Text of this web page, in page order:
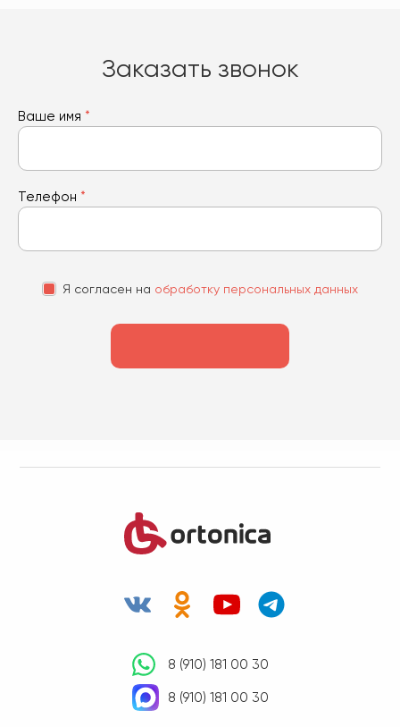
Заказать звонок
Ваше имя *
Телефон *
Я согласен на обработку персональных данных
8 (910) 181 00 30
8 (910) 181 00 30